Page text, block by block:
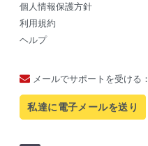
個人情報保護方針
利用規約
ヘルプ
メールでサポートを受ける：
私達に電子メールを送り